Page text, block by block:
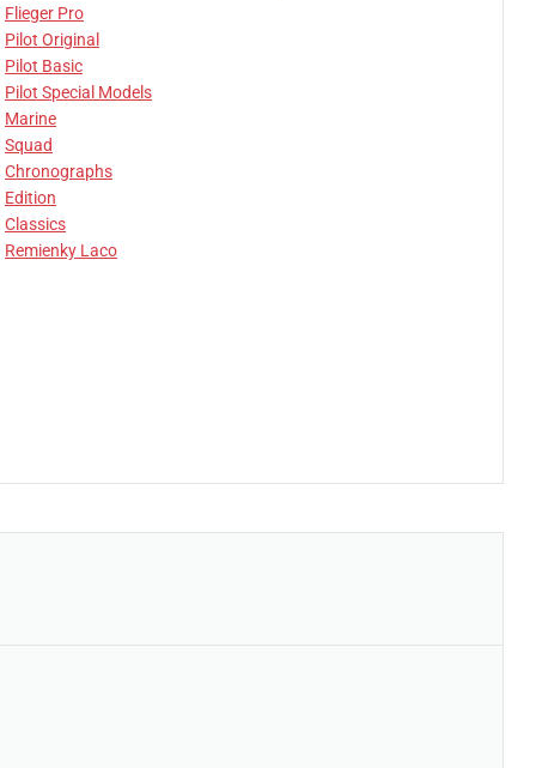
Flieger Pro
Pilot Original
Pilot Basic
Pilot Special Models
Marine
Squad
Chronographs
Edition
Classics
Remienky Laco